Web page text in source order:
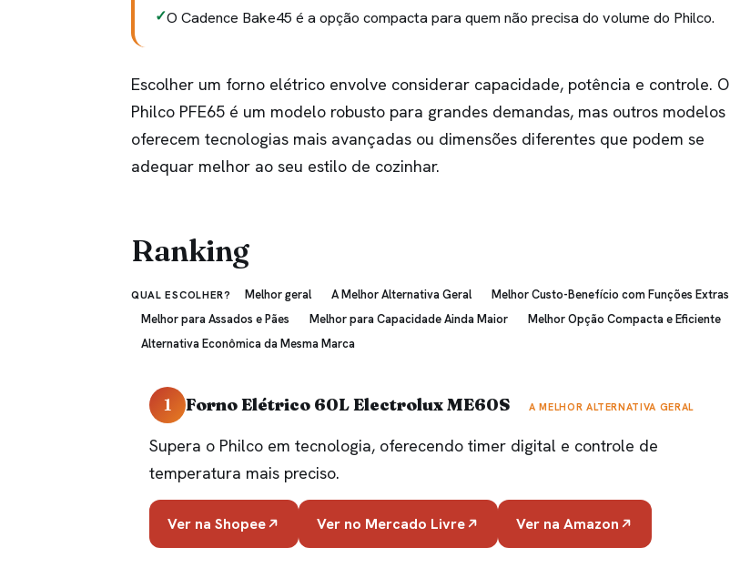
O Cadence Bake45 é a opção compacta para quem não precisa do volume do Philco.
Escolher um forno elétrico envolve considerar capacidade, potência e controle. O
Philco PFE65 é um modelo robusto para grandes demandas, mas outros modelos
oferecem tecnologias mais avançadas ou dimensões diferentes que podem se
adequar melhor ao seu estilo de cozinhar.
Ranking
QUAL ESCOLHER? Melhor geral A Melhor Alternativa Geral
Melhor Custo-Benefício com Funções Extras
Melhor para Assados e Pães
Melhor para Capacidade Ainda Maior
Melhor Opção Compacta e Eficiente
Alternativa Econômica da Mesma Marca
1 Forno Elétrico 60L Electrolux ME60S A MELHOR ALTERNATIVA GERAL
Supera o Philco em tecnologia, oferecendo timer digital e controle de
temperatura mais preciso.
Ver na Shopee Ver no Mercado Livre Ver na Amazon